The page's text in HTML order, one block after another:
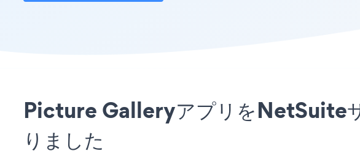
Picture GalleryアプリをNetSuite
りました